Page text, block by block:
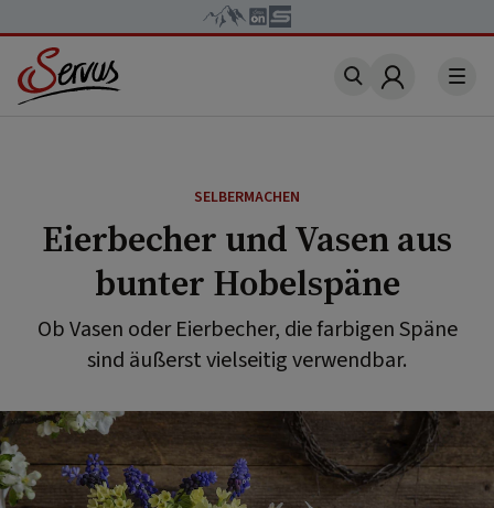
Account
SELBERMACHEN
Eierbecher und Vasen aus
bunter Hobelspäne
Ob Vasen oder Eierbecher, die farbigen Späne
sind äußerst vielseitig verwendbar.